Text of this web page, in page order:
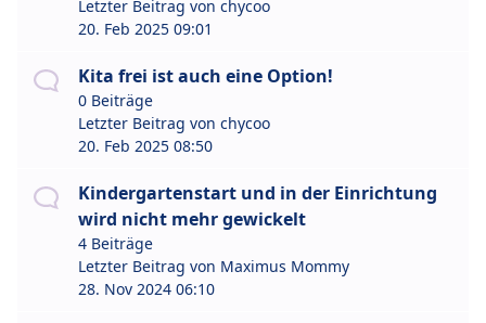
Letzter Beitrag von chycoo
20. Feb 2025 09:01
Kita frei ist auch eine Option!
0 Beiträge
Letzter Beitrag von chycoo
20. Feb 2025 08:50
Kindergartenstart und in der Einrichtung
wird nicht mehr gewickelt
4 Beiträge
Letzter Beitrag von Maximus Mommy
28. Nov 2024 06:10